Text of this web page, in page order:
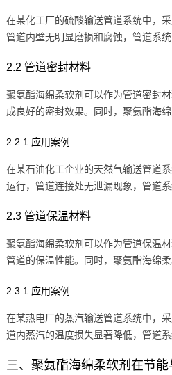
在某化工厂的硫酸输送管道系统中，
管道内壁无明显磨损和腐蚀，管道系统
2.2 管道密封材料
聚氨酯海绵柔软剂可以作为管道密封
成良好的密封效果。同时，聚氨酯海
2.2.1 应用案例
在某石油化工企业的天然气输送管道
运行，管道连接处无泄漏现象，管道
2.3 管道保温材料
聚氨酯海绵柔软剂可以作为管道保温
管道的保温性能。同时，聚氨酯海绵
2.3.1 应用案例
在某热电厂的蒸汽输送管道系统中，
道内蒸汽的温度损失显著降低，管道
三、聚氨酯海绵柔软剂在节